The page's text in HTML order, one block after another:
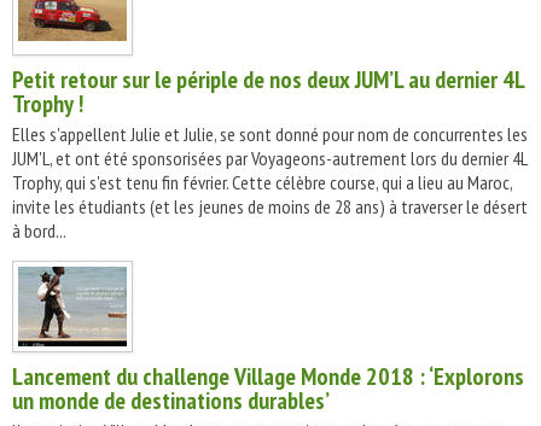
Petit retour sur le périple de nos deux JUM’L au dernier 4L
Trophy !
Elles s'appellent Julie et Julie, se sont donné pour nom de concurrentes les
JUM'L, et ont été sponsorisées par Voyageons-autrement lors du dernier 4L
Trophy, qui s'est tenu fin février. Cette célèbre course, qui a lieu au Maroc,
invite les étudiants (et les jeunes de moins de 28 ans) à traverser le désert
à bord...
Lancement du challenge Village Monde 2018 : ‘Explorons
un monde de destinations durables’